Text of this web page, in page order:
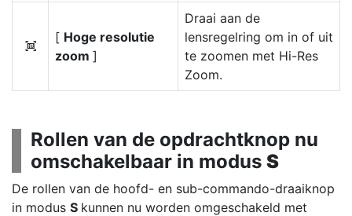
H
[ Hoge resolutie
zoom ]
Draai aan de
lensregelring om in of uit
te zoomen met Hi-Res
Zoom.
Rollen van de opdrachtknop nu
omschakelbaar in modus S
De rollen van de hoofd- en sub-commando-draaiknop
in modus S kunnen nu worden omgeschakeld met